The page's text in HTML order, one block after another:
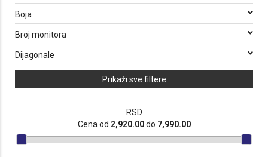
Boja
Broj monitora
Dijagonale
Prikaži sve filtere
RSD
Cena od 2,920.00do 7,990.00